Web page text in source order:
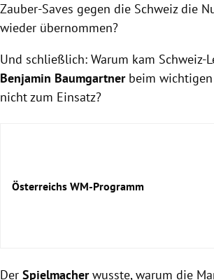
Zauber-Saves gegen die Schweiz die
wieder übernommen?
Und schließlich: Warum kam Schweiz-
Benjamin Baumgartnerbeim
nicht zum Einsatz?
Österreichs WM-Programm
Österreich
Der Spielmacherwusste, warum die